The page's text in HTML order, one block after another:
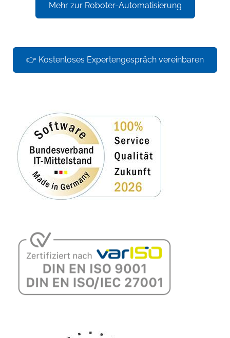
Mehr zur Roboter-Automatisierung
👉 Kostenloses Expertengespräch vereinbaren